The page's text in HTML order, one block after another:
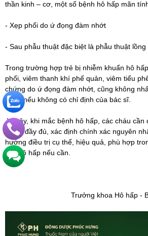
thần kinh – cơ, một số bệnh hô hấp mãn
- Xẹp phổi do ứ đọng đàm nhớt
- Sau phẫu thuật đặc biệt là phẫu thuật lồng
Trong trường hợp trẻ bị nhiễm khuẩn hô
phổi, viêm thanh khí phế quản, viêm tiểu
chứng do ứ đọng đàm nhớt, cũng không
VLTL nếu không có chỉ định của bác sĩ.
Vì vậy, khi mắc bệnh hô hấp, các cháu cần
khám đầy đủ, xác định chính xác nguyên
hướng điều trị cụ thể, hiệu quả, phù hợp
liệu hô hấp nếu cần.
Trưởng khoa Hô hấp -